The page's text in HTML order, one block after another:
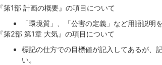
『第1部 計画の概要』の項目について
「環境質」、「公害の定義」など用語説明
『第2部 第1章 大気』の項目について
標記の仕方での目標値が記入してあるが、
い。